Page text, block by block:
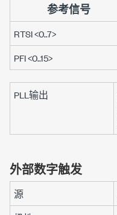
参考信号
RTSI <0..7>
PFI <0..15>
PLL输出
外部数字触发
源